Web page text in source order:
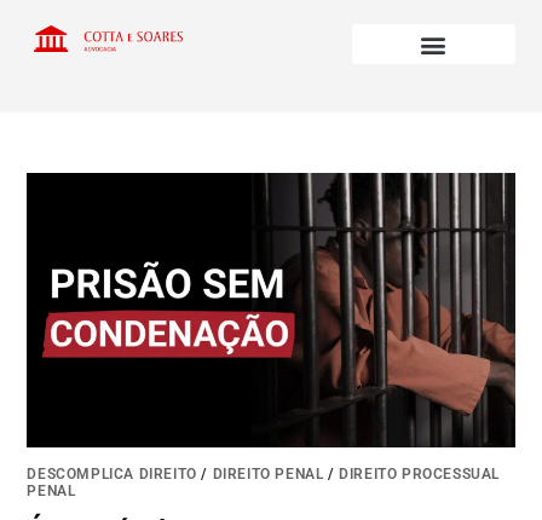
DESCOMPLICA DIREITO / DIREITO PENAL/ DIREITO PROCESSUAL
PENAL